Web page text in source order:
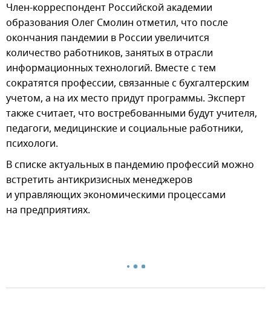
Член-корреспондент Российской академии
образования Олег Смолин отметил, что после
окончания пандемии в России увеличится
количество работников, занятых в отрасли
информационных технологий. Вместе с тем
сократятся профессии, связанные с бухгалтерским
учетом, а на их место придут программы. Эксперт
также считает, что востребованными будут учителя,
педагоги, медицинские и социальные работники,
психологи.
В списке актуальных в пандемию профессий можно
встретить антикризисных менеджеров
и управляющих экономическими процессами
на предприятиях.